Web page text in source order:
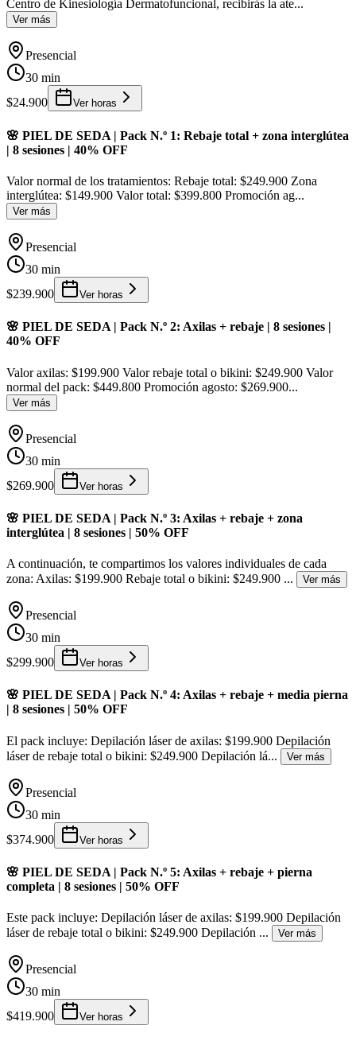
Centro de Kinesiología Dermatofuncional, recibirás la ate...
Ver más
Presencial
30 min
$24.900
Ver horas
🌸 PIEL DE SEDA | Pack N.º 1: Rebaje total + zona interglútea
| 8 sesiones | 40% OFF
Valor normal de los tratamientos: Rebaje total: $249.900 Zona
interglútea: $149.900 Valor total: $399.800 Promoción ag...
Ver más
Presencial
30 min
$239.900
Ver horas
🌸 PIEL DE SEDA | Pack N.º 2: Axilas + rebaje | 8 sesiones |
40% OFF
Valor axilas: $199.900 Valor rebaje total o bikini: $249.900 Valor
normal del pack: $449.800 Promoción agosto: $269.900...
Ver más
Presencial
30 min
$269.900
Ver horas
🌸 PIEL DE SEDA | Pack N.º 3: Axilas + rebaje + zona
interglútea | 8 sesiones | 50% OFF
A continuación, te compartimos los valores individuales de cada
zona: Axilas: $199.900 Rebaje total o bikini: $249.900 ... Ver más
Presencial
30 min
$299.900
Ver horas
🌸 PIEL DE SEDA | Pack N.º 4: Axilas + rebaje + media pierna
| 8 sesiones | 50% OFF
El pack incluye: Depilación láser de axilas: $199.900 Depilación
láser de rebaje total o bikini: $249.900 Depilación lá... Ver más
Presencial
30 min
$374.900
Ver horas
🌸 PIEL DE SEDA | Pack N.º 5: Axilas + rebaje + pierna
completa | 8 sesiones | 50% OFF
Este pack incluye: Depilación láser de axilas: $199.900 Depilación
láser de rebaje total o bikini: $249.900 Depilación ... Ver más
Presencial
30 min
$419.900
Ver horas